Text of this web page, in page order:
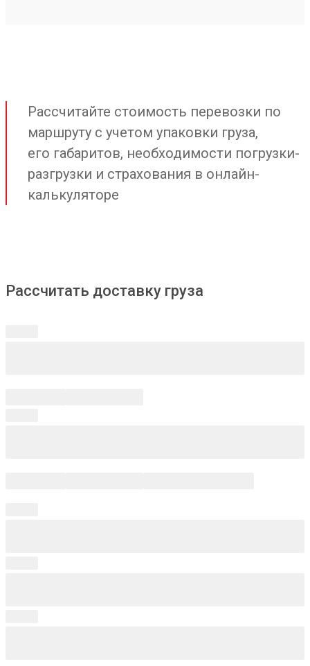
Рассчитайте стоимость перевозки по
маршруту с учетом упаковки груза,
его габаритов, необходимости погрузки-
разгрузки и страхования в онлайн-
калькуляторе
Рассчитать доставку груза